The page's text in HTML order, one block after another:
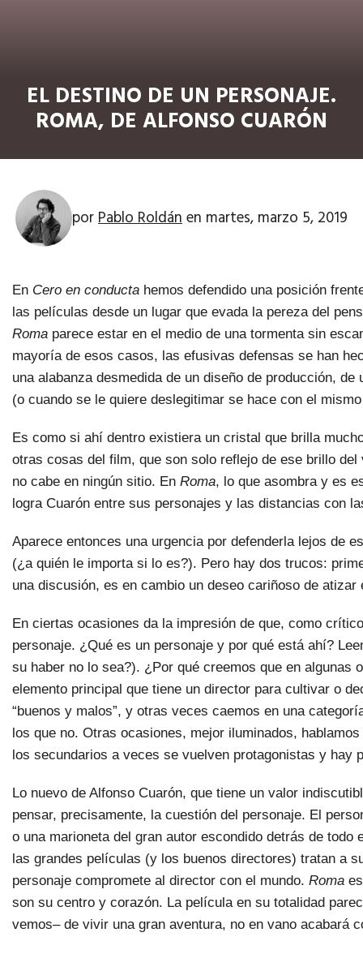
EL DESTINO DE UN PERSONAJE.
ROMA, DE ALFONSO CUARÓN
porPablo Roldánen martes, marzo 5, 2019
En Cero en conducta hemos defendido una posición
las películas desde un lugar que evada la pereza del
Roma parece estar en el medio de una tormenta sin
mayoría de esos casos, las efusivas defensas se han
una alabanza desmedida de un diseño de producción,
(o cuando se le quiere deslegitimar se hace con el
Es como si ahí dentro existiera un cristal que brilla
otras cosas del film, que son solo reflejo de ese brillo
no cabe en ningún sitio. En Roma, lo que asombra y es
logra Cuarón entre sus personajes y las distancias con
Aparece entonces una urgencia por defenderla lejos de
(¿a quién le importa si lo es?). Pero hay dos trucos:
una discusión, es en cambio un deseo cariñoso de atizar
En ciertas ocasiones da la impresión de que, como
personaje. ¿Qué es un personaje y por qué está ahí?
su haber no lo sea?). ¿Por qué creemos que en
elemento principal que tiene un director para cultivar o
“buenos y malos”, y otras veces caemos en una
los que no. Otras ocasiones, mejor iluminados,
los secundarios a veces se vuelven protagonistas y hay
Lo nuevo de Alfonso Cuarón, que tiene un valor
pensar, precisamente, la cuestión del personaje. El
o una marioneta del gran autor escondido detrás de
las grandes películas (y los buenos directores) tratan a
personaje compromete al director con el mundo. Roma
son su centro y corazón. La película en su totalidad
vemos– de vivir una gran aventura, no en vano acabará